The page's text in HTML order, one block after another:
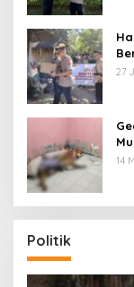
27
14
Politik